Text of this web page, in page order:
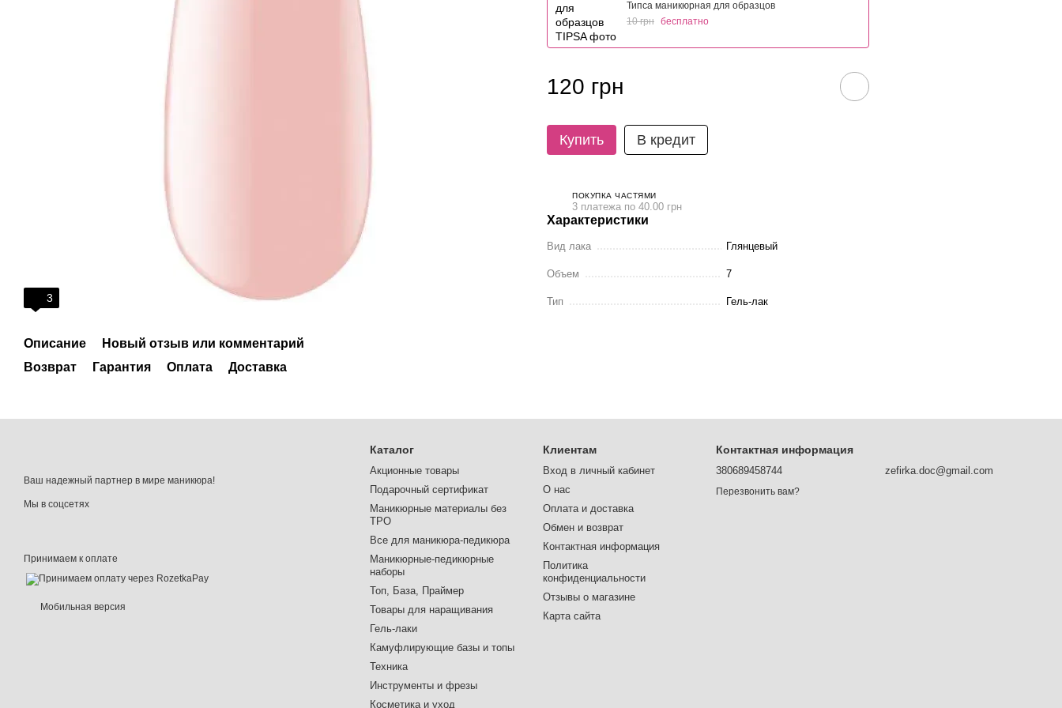
3
Описание
Новый отзыв или комментарий
Возврат
Гарантия Оплата Доставка
Типса маникюрная для образцов
10 грн бесплатно
120 грн
Купить В кредит
ПОКУПКА ЧАСТЯМИ
3 платежа по 40.00 грн
Характеристики
Вид лака Глянцевый
Объем 7
Тип Гель-лак
Ваш надежный партнер в мире маникюра!
Мы в соцсетях
Принимаем к оплате
Мобильная версия
Каталог
Акционные товары
Подарочный сертификат
Маникюрные материалы без
TPO
Все для маникюра-педикюра
Маникюрные-педикюрные
наборы
Топ, База, Праймер
Товары для наращивания
Гель-лаки
Камуфлирующие базы и топы
Техника
Инструменты и фрезы
Косметика и уход
Клиентам
Вход в личный кабинет
О нас
Оплата и доставка
Обмен и возврат
Контактная информация
Политика
конфиденциальности
Отзывы о магазине
Карта сайта
Контактная информация
380689458744
Перезвонить вам?
zefirka.doc@gmail.com